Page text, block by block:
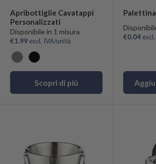
Apribottiglie Cavatappi
Personalizzati
Disponibile in 1 misura
€1.99 escl. IVA/unità
GrigioNero
Scopri di più
€0.04